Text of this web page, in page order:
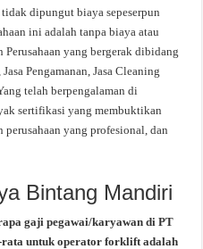
dipungut biaya sepeserpun
ini adalah tanpa biaya atau
yang bergerak dibidang
Pengamanan, Jasa Cleaning
telah berpengalaman di
sertifikasi yang membuktikan
yang profesional, dan
Bintang Mandiri
gaji pegawai/karyawan di PT
untuk operator forklift adalah